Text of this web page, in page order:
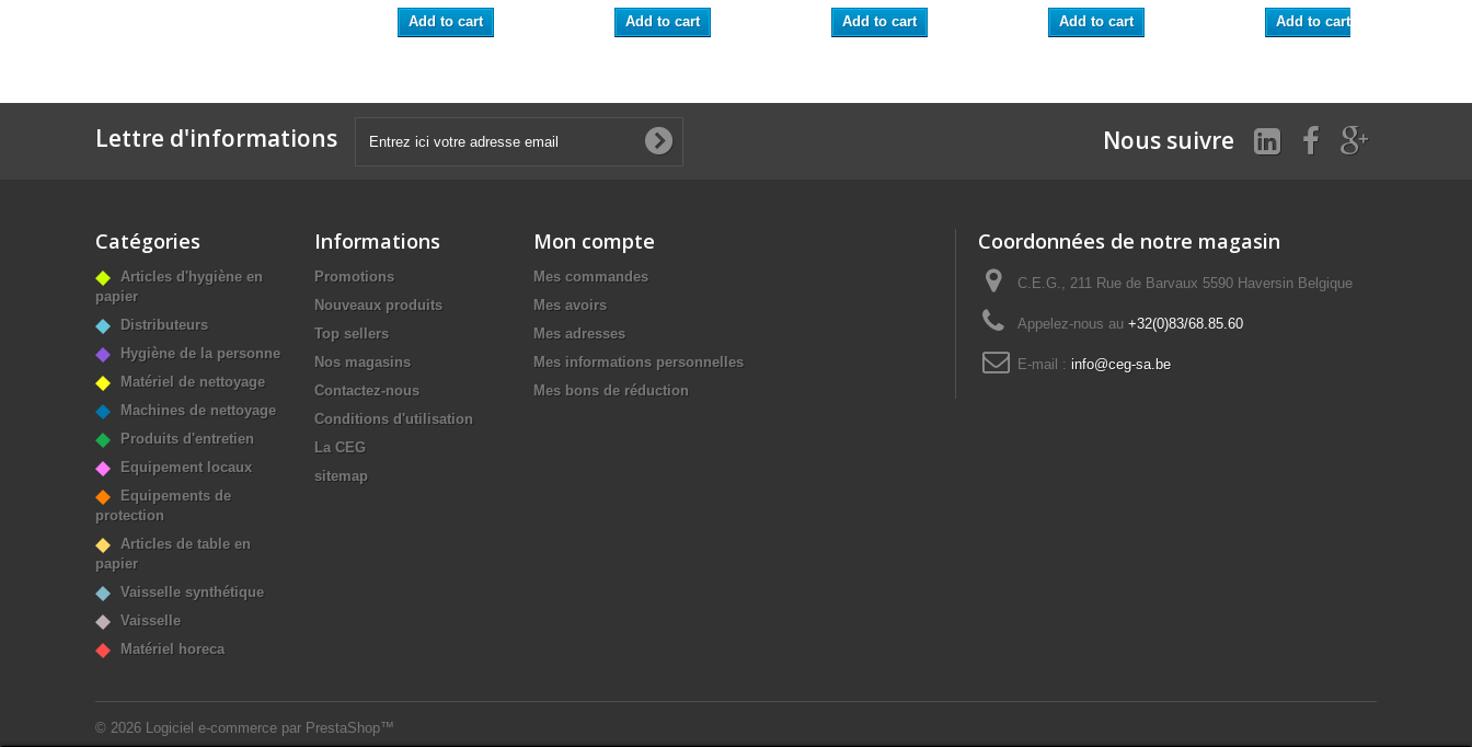
Add to cart Add to cart Add to cart Add to cart Add to cart
Lettre d'informations Nous suivre
Catégories
Articles d'hygiène en
papier
Distributeurs
Hygiène de la personne
Matériel de nettoyage
Machines de nettoyage
Produits d'entretien
Equipement locaux
Equipements de
protection
Articles de table en
papier
Vaisselle synthétique
Vaisselle
Matériel horeca
Informations
Promotions
Nouveaux produits
Top sellers
Nos magasins
Contactez-nous
Conditions d'utilisation
La CEG
sitemap
© 2026 Logiciel e-commerce par PrestaShop™
Mon compte
Mes commandes
Mes avoirs
Mes adresses
Mes informations personnelles
Mes bons de réduction
Coordonnées de notre magasin
C.E.G., 211 Rue de Barvaux 5590 Haversin Belgique
Appelez-nous au +32(0)83/68.85.60
E-mail : info@ceg-sa.be